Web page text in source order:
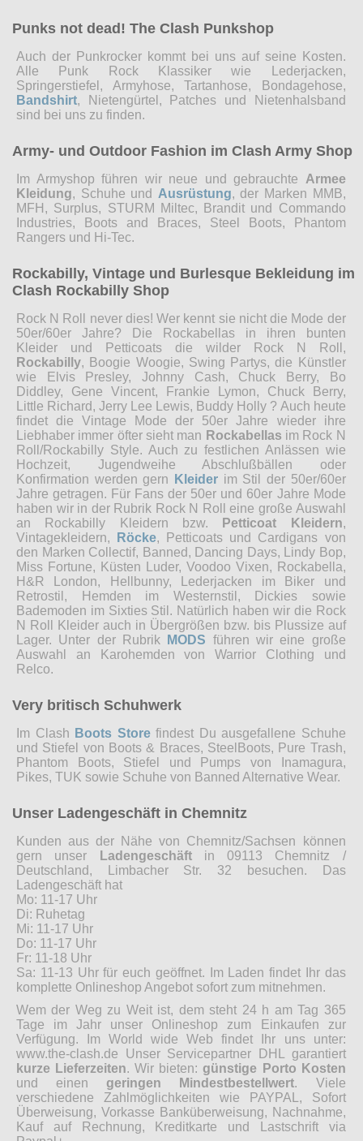
Punks not dead! The Clash Punkshop
Auch der Punkrocker kommt bei uns auf seine Kosten.
Alle Punk Rock Klassiker wie Lederjacken,
Springerstiefel, Armyhose, Tartanhose, Bondagehose,
Bandshirt, Nietengürtel, Patches und Nietenhalsband
sind bei uns zu finden.
Army- und Outdoor Fashion im Clash Army Shop
Im Armyshop führen wir neue und gebrauchte Armee
Kleidung, Schuhe und Ausrüstung, der Marken MMB,
MFH, Surplus, STURM Miltec, Brandit und Commando
Industries, Boots and Braces, Steel Boots, Phantom
Rangers und Hi-Tec.
Rockabilly, Vintage und Burlesque Bekleidung im
Clash Rockabilly Shop
Rock N Roll never dies! Wer kennt sie nicht die Mode der
50er/60er Jahre? Die Rockabellas in ihren bunten
Kleider und Petticoats die wilder Rock N Roll,
Rockabilly, Boogie Woogie, Swing Partys, die Künstler
wie Elvis Presley, Johnny Cash, Chuck Berry, Bo
Diddley, Gene Vincent, Frankie Lymon, Chuck Berry,
Little Richard, Jerry Lee Lewis, Buddy Holly ? Auch heute
findet die Vintage Mode der 50er Jahre wieder ihre
Liebhaber immer öfter sieht man Rockabellas im Rock N
Roll/Rockabilly Style. Auch zu festlichen Anlässen wie
Hochzeit, Jugendweihe Abschlußbällen oder
Konfirmation werden gern
Kleiderim Stil der 50er/60er
Jahre getragen. Für Fans der 50er und 60er Jahre Mode
haben wir in der Rubrik Rock N Roll eine große Auswahl
an Rockabilly Kleidern bzw.
Petticoat Kleidern,
Vintagekleidern,
Röcke, Petticoats und Cardigans von
den Marken Collectif, Banned, Dancing Days, Lindy Bop,
Miss Fortune, Küsten Luder, Voodoo Vixen, Rockabella,
H&R London, Hellbunny, Lederjacken im Biker und
Retrostil, Hemden im Westernstil, Dickies sowie
Bademoden im Sixties Stil. Natürlich haben wir die Rock
N Roll Kleider auch in Übergrößen bzw. bis Plussize auf
Lager. Unter der Rubrik
MODS führen wir eine große
Auswahl an Karohemden von Warrior Clothing und
Relco.
Very britisch Schuhwerk
Im Clash Boots Storefindest Du ausgefallene Schuhe
und Stiefel von Boots & Braces, SteelBoots, Pure Trash,
Phantom Boots, Stiefel und Pumps von Inamagura,
Pikes, TUK sowie Schuhe von Banned Alternative Wear.
Unser Ladengeschäft in Chemnitz
Kunden aus der Nähe von Chemnitz/Sachsen können
gern unser
Ladengeschäftin 09113 Chemnitz /
Deutschland, Limbacher Str. 32 besuchen. Das
Ladengeschäft hat
Mo: 11-17 Uhr
Di: Ruhetag
Mi: 11-17 Uhr
Do: 11-17 Uhr
Fr: 11-18 Uhr
Sa: 11-13 Uhr für euch geöffnet. Im Laden findet Ihr das
komplette Onlineshop Angebot sofort zum mitnehmen.
Wem der Weg zu Weit ist, dem steht 24 h am Tag 365
Tage im Jahr unser Onlineshop zum Einkaufen zur
Verfügung. Im World wide Web findet Ihr uns unter:
www.the-clash.de Unser Servicepartner DHL garantiert
kurze Lieferzeiten. Wir bieten:günstige Porto Kosten
und einengeringen Mindestbestellwert. Viele
verschiedene Zahlmöglichkeiten wie PAYPAL, Sofort
Überweisung, Vorkasse Banküberweisung, Nachnahme,
Kauf auf Rechnung, Kreditkarte und Lastschrift via